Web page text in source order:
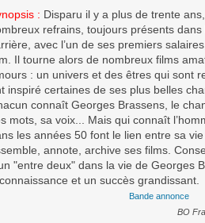
: Disparu il y a plus de trente
refrains, toujours présents
avec l’un de ses premiers
Il tourne alors de nombreux films
: un univers et des êtres qui sont
inspiré certaines de ses plus belles
connaît Georges Brassens, le
mots, sa voix... Mais qui connaît
les années 50 font le lien entre sa
annote, archive ses films.
"entre deux" dans la vie de Georges
et un succès grandissant.
Bande annonce
BO